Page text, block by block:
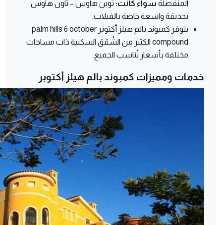
المنفصلة سواء كانت: توين هاوس – تاون هاوس
بحديقة واسعة خاصة بالفيلات.
يتوفر كمبوند بالم هيلز أكتوبر palm hills 6 october
compound الكثير من الشُقق السكنية ذات مساحات
مختلفة بأسعار تُناسب الجميع.
خدمات ومميزات كمبوند بالم هيلز أكتوبر